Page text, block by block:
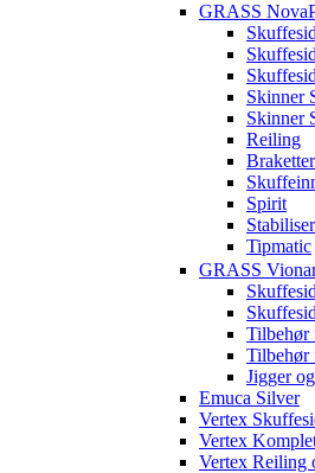
GRASS
Skinner
Skinner
Reiling
Spirit
Tipmatic
GRASS
Tilbehør
Tilbehør
Jigger
Emuca Silver
Vertex
Vertex
Vertex Reiling